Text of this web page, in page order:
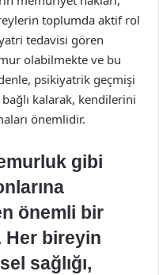
toplumda aktif rol
tedavisi gören
olabilmekte ve bu
psikiyatrik geçmişi
kalarak, kendilerini
önemlidir.
gibi
önemli bir
Her bireyin
sağlığı,